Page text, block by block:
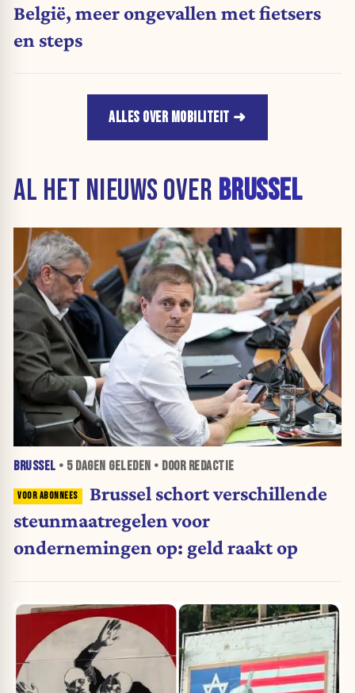
België, meer ongevallen met fietsers
en steps
ALLES OVER MOBILITEIT
AL HET NIEUWS OVER BRUSSEL
BRUSSEL • 5 DAGEN GELEDEN • DOOR REDACTIE
Brussel schort verschillende
steunmaatregelen voor
ondernemingen op: geld raakt op